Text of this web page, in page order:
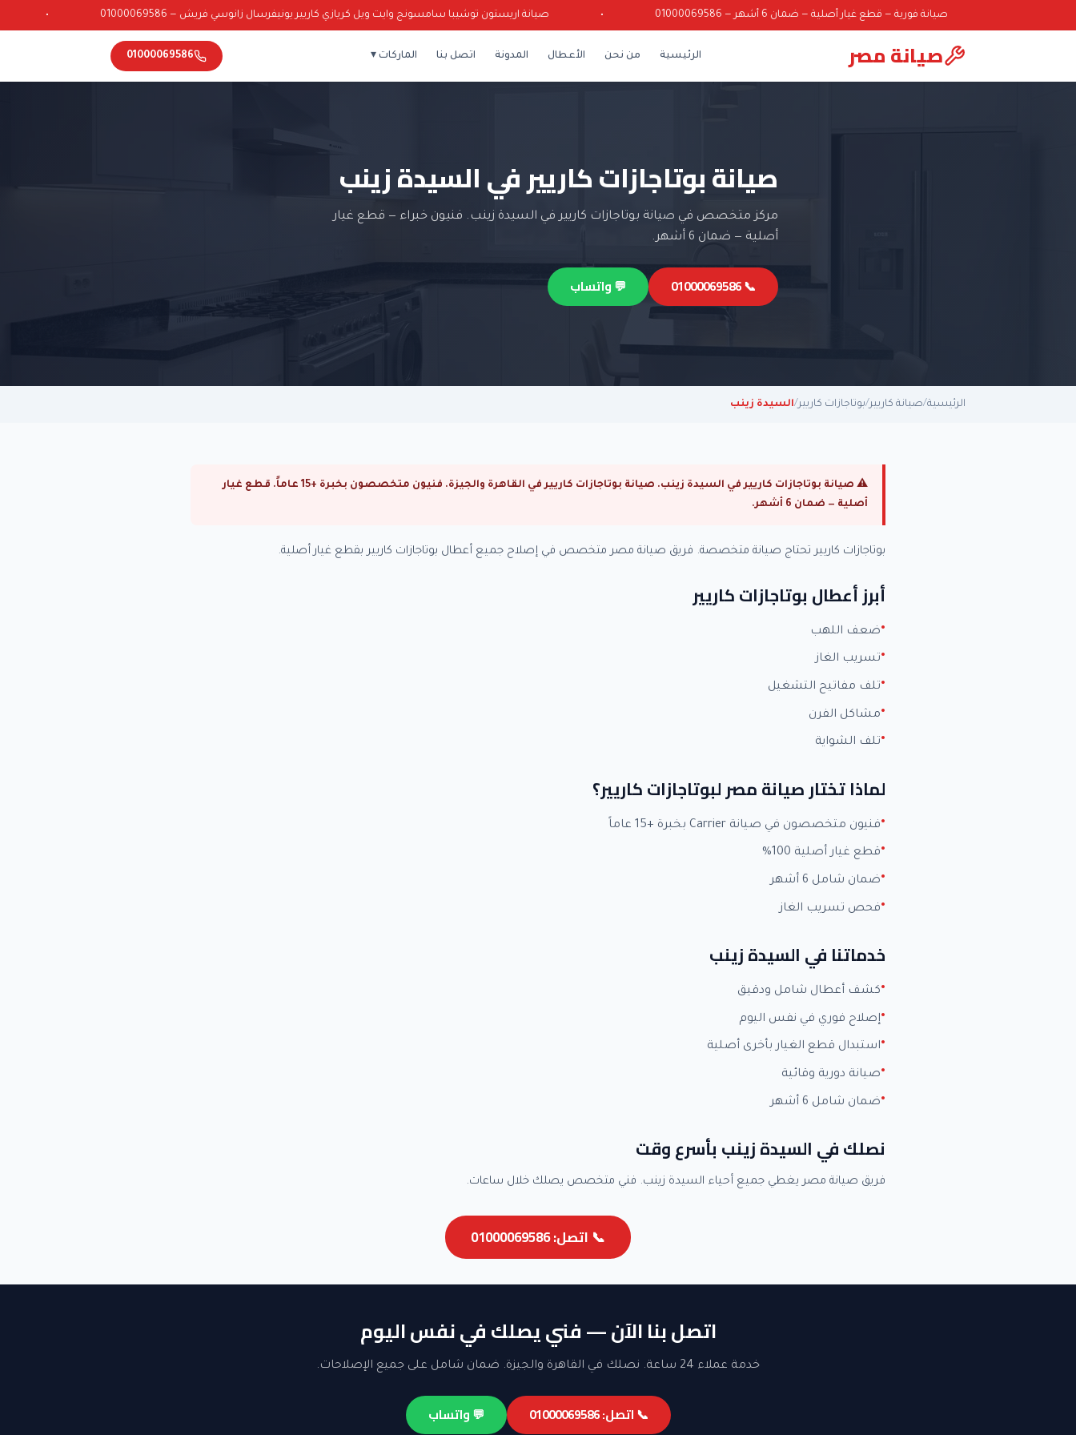
صيانة فورية — قطع غيار أصلية — ضمان 6 أشهر — 01000069586 صيانة اريستون توشيبا سامسونج وايت ويل كريازي كاريير يونيفرسال زانوسي فريش — 01000069586
صيانة مصر الرئيسية من نحن الأعطال المدونة اتصل بنا الماركات ▾ 01000069586
صيانة بوتاجازات كاريير في السيدة زينب
مركز متخصص في صيانة بوتاجازات كاريير في السيدة زينب. فنيون خبراء — قطع غيار
أصلية — ضمان 6 أشهر.
📞 01000069586 💬 واتساب
الرئيسية/صيانة كاريير/بوتاجازات كاريير/السيدة زينب
⚠ صيانة بوتاجازات كاريير في السيدة زينب. صيانة بوتاجازات كاريير في القاهرة والجيزة. فنيون متخصصون بخبرة +15 عاماً. قطع غيار
أصلية — ضمان 6 أشهر.
بوتاجازات كاريير تحتاج صيانة متخصصة. فريق صيانة مصر متخصص في إصلاح جميع أعطال بوتاجازات كاريير بقطع غيار أصلية.
أبرز أعطال بوتاجازات كاريير
ضعف اللهب
تسريب الغاز
تلف مفاتيح التشغيل
مشاكل الفرن
تلف الشواية
لماذا تختار صيانة مصر لبوتاجازات كاريير؟
فنيون متخصصون في صيانة Carrier بخبرة +15 عاماً
قطع غيار أصلية 100%
ضمان شامل 6 أشهر
فحص تسريب الغاز
خدماتنا في السيدة زينب
كشف أعطال شامل ودقيق
إصلاح فوري في نفس اليوم
استبدال قطع الغيار بأخرى أصلية
صيانة دورية وقائية
ضمان شامل 6 أشهر
نصلك في السيدة زينب بأسرع وقت
فريق صيانة مصر يغطي جميع أحياء السيدة زينب. فني متخصص يصلك خلال ساعات.
📞 اتصل: 01000069586
اتصل بنا الآن — فني يصلك في نفس اليوم
خدمة عملاء 24 ساعة. نصلك في القاهرة والجيزة. ضمان شامل على جميع الإصلاحات.
📞 اتصل: 01000069586 💬 واتساب